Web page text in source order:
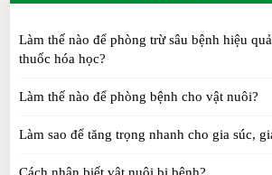
Gà Ai Cập đẻ bao nhiêu trứng
Gà Ai Cập phù hợp với trang
SAT 10, 2025
Làm thế nào để phòng trừ sâu bệnh hiệu
thuốc hóa học?
Làm thế nào để phòng bệnh cho vật nuôi?
Làm sao để tăng trọng nhanh cho gia súc,
Cách nhận biết vật nuôi bị bệnh?